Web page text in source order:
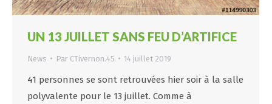
UN 13 JUILLET SANS FEU D’ARTIFICE
News Par CTivernon.45 14 juillet 2019
41 personnes se sont retrouvées hier soir à la salle
polyvalente pour le 13 juillet. Comme à